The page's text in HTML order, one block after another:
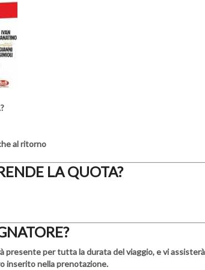
al ritorno
LA QUOTA?
presente per tutta la durata del viaggio, e vi
inserito nella prenotazione.